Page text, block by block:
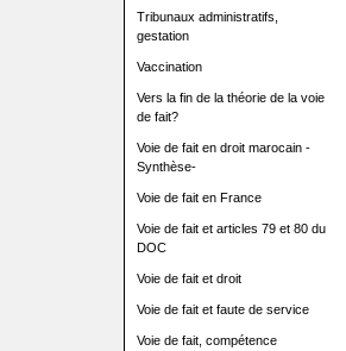
Tribunaux administratifs,
gestation
Vaccination
Vers la fin de la théorie de la voie
de fait?
Voie de fait en droit marocain -
Synthèse-
Voie de fait en France
Voie de fait et articles 79 et 80 du
DOC
Voie de fait et droit
Voie de fait et faute de service
Voie de fait, compétence